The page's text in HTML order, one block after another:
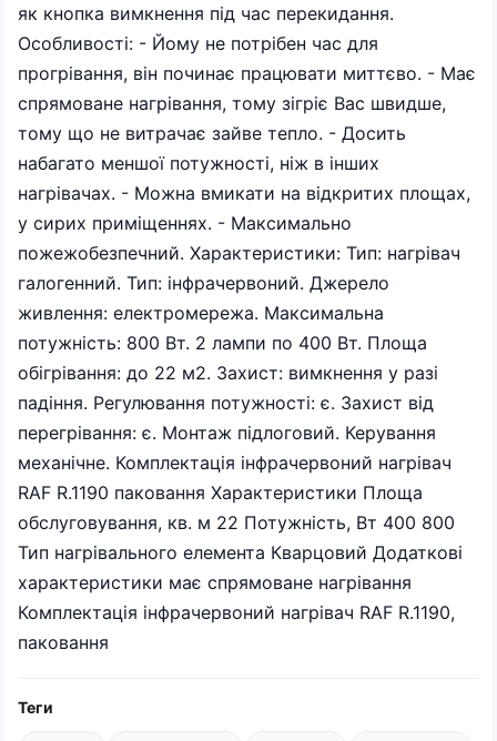
як кнопка вимкнення під час перекидання.
Особливості: - Йому не потрібен час для
прогрівання, він починає працювати миттєво. - Має
спрямоване нагрівання, тому зігріє Вас швидше,
тому що не витрачає зайве тепло. - Досить
набагато меншої потужності, ніж в інших
нагрівачах. - Можна вмикати на відкритих площах,
у сирих приміщеннях. - Максимально
пожежобезпечний. Характеристики: Тип: нагрівач
галогенний. Тип: інфрачервоний. Джерело
живлення: електромережа. Максимальна
потужність: 800 Вт. 2 лампи по 400 Вт. Площа
обігрівання: до 22 м2. Захист: вимкнення у разі
падіння. Регулювання потужності: є. Захист від
перегрівання: є. Монтаж підлоговий. Керування
механічне. Комплектація інфрачервоний нагрівач
RAF R.1190 паковання Характеристики Площа
обслуговування, кв. м 22 Потужність, Вт 400 800
Тип нагрівального елемента Кварцовий Додаткові
характеристики має спрямоване нагрівання
Комплектація інфрачервоний нагрівач RAF R.1190,
паковання
Теги